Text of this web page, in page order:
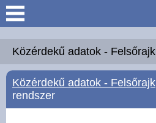
Keresés
Köszöntő
Hírek
Közérdekű adatok - Felsőrajk
Közérdekű adatok - Felsőrajk
rendszer